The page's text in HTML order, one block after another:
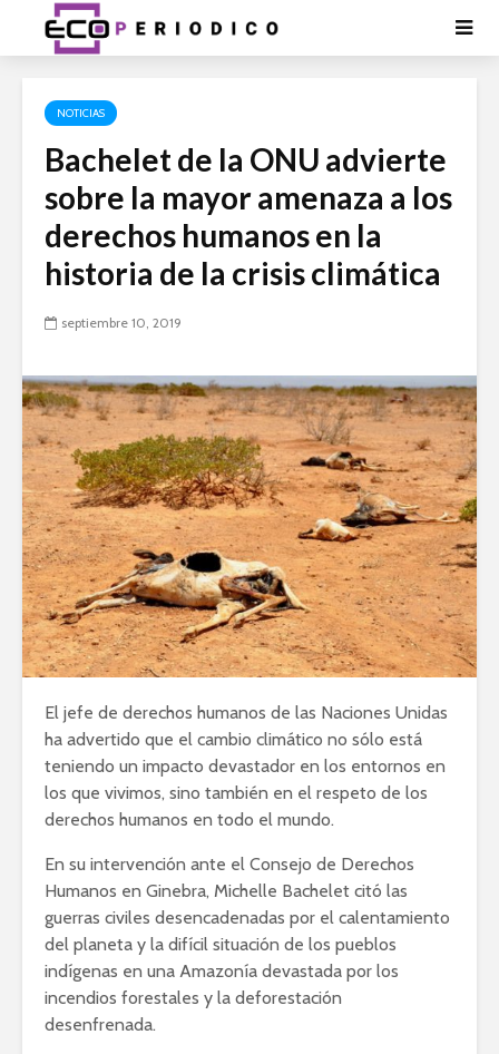
NOTICIAS
Bachelet de la ONU advierte
sobre la mayor amenaza a los
derechos humanos en la
historia de la crisis climática
septiembre 10, 2019
El jefe de derechos humanos de las Naciones Unidas
ha advertido que el cambio climático no sólo está
teniendo un impacto devastador en los entornos en
los que vivimos, sino también en el respeto de los
derechos humanos en todo el mundo.
En su intervención ante el Consejo de Derechos
Humanos en Ginebra, Michelle Bachelet citó las
guerras civiles desencadenadas por el calentamiento
del planeta y la difícil situación de los pueblos
indígenas en una Amazonía devastada por los
incendios forestales y la deforestación
desenfrenada.